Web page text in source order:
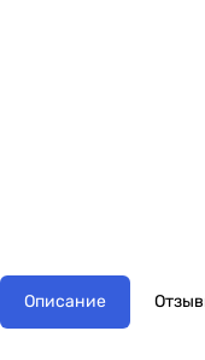
Описание